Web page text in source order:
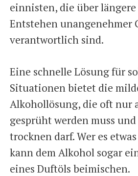
einnisten, die über
Entstehen unangenehmer
verantwortlich sind.
Eine schnelle Lösung für
Situationen bietet die
Alkohollösung, die oft nur
gesprüht werden muss
trocknen darf. Wer es
kann dem Alkohol sogar
eines Duftöls beimischen.